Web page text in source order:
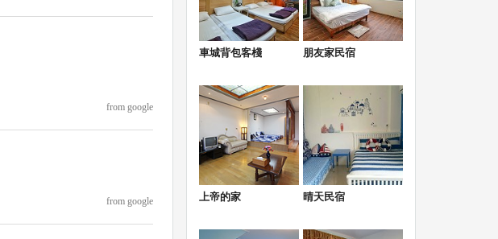
from google
from google
車城背包客棧 朋友家民宿
上帝的家 晴天民宿